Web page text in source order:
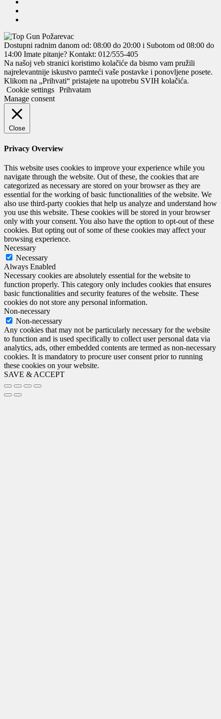
Dostupni radnim danom od: 08:00 do 20:00 i Subotom od 08:00 do
14:00 Imate pitanje? Kontakt: 012/555-405
Na našoj veb stranici koristimo kolačiće da bismo vam pružili
najrelevantnije iskustvo pamteći vaše postavke i ponovljene posete.
Klikom na „Prihvati“ pristajete na upotrebu SVIH kolačića.
Cookie settings Prihvatam
Manage consent
Close
Privacy Overview
This website uses cookies to improve your experience while you
navigate through the website. Out of these, the cookies that are
categorized as necessary are stored on your browser as they are
essential for the working of basic functionalities of the website. We
also use third-party cookies that help us analyze and understand how
you use this website. These cookies will be stored in your browser
only with your consent. You also have the option to opt-out of these
cookies. But opting out of some of these cookies may affect your
browsing experience.
Necessary
Necessary
Always Enabled
Necessary cookies are absolutely essential for the website to
function properly. This category only includes cookies that ensures
basic functionalities and security features of the website. These
cookies do not store any personal information.
Non-necessary
Non-necessary
Any cookies that may not be particularly necessary for the website
to function and is used specifically to collect user personal data via
analytics, ads, other embedded contents are termed as non-necessary
cookies. It is mandatory to procure user consent prior to running
these cookies on your website.
SAVE & ACCEPT